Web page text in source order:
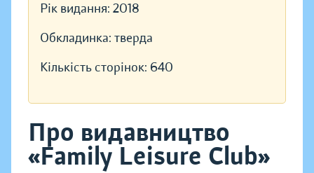
Рік видання: 2018
Обкладинка: тверда
Кількість сторінок: 640
Про видавництво
«Family Leisure Club»